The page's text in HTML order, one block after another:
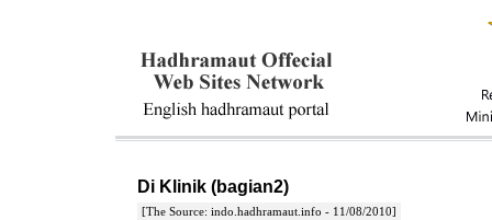
Di Klinik (bagian2)
[The Source: indo.hadhramaut.info - 11/08/2010]